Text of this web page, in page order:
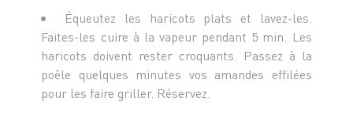
Équeutez les haricots plats et lavez-les.
Faites-les cuire à la vapeur pendant 5 min. Les
haricots doivent rester croquants. Passez à la
poêle quelques minutes vos amandes effilées
pour les faire griller. Réservez.